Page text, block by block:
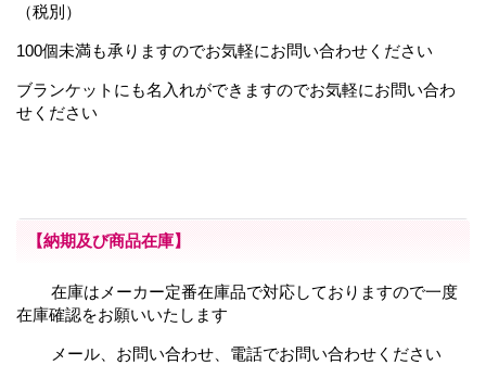
（税別）
100個未満も承りますのでお気軽にお問い合わせください
ブランケットにも名入れができますのでお気軽にお問い合わ
せください
【納期及び商品在庫】
在庫はメーカー定番在庫品で対応しておりますので一度
在庫確認をお願いいたします
メール、お問い合わせ、電話でお問い合わせください